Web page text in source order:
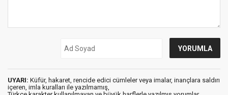
UYARI: Küfür, hakaret, rencide edici cümleler veya imalar, inançlara saldırı
içeren, imla kuralları ile yazılmamış,